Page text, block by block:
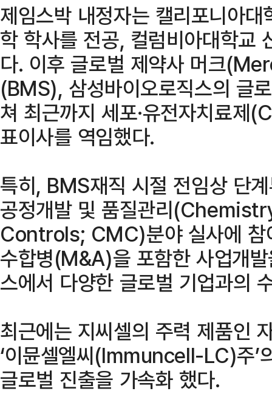
제임스박 내정자는 캘리포니아
학 학사를 전공, 컬럼비아대학교
다. 이후 글로벌 제약사 머크
(BMS), 삼성바이오로직스의 글
쳐 최근까지 세포·유전자치료제
표이사를 역임했다.
특히, BMS재직 시절 전임상 단
공정개발 및 품질관리
Controls; CMC)분야 실사에 참
수합병(M&A)을 포함한 사업개
스에서 다양한 글로벌 기업과의
최근에는 지씨셀의 주력 제품인
‘이뮨셀엘씨(Immuncell-LC)주’
글로벌 진출을 가속화 했다.